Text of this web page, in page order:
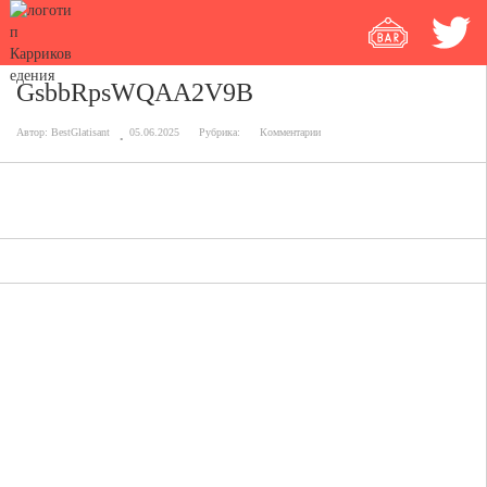
GsbbRpsWQAA2V9B
Автор: BestGlatisant 05.06.2025 Рубрика: Комментарии